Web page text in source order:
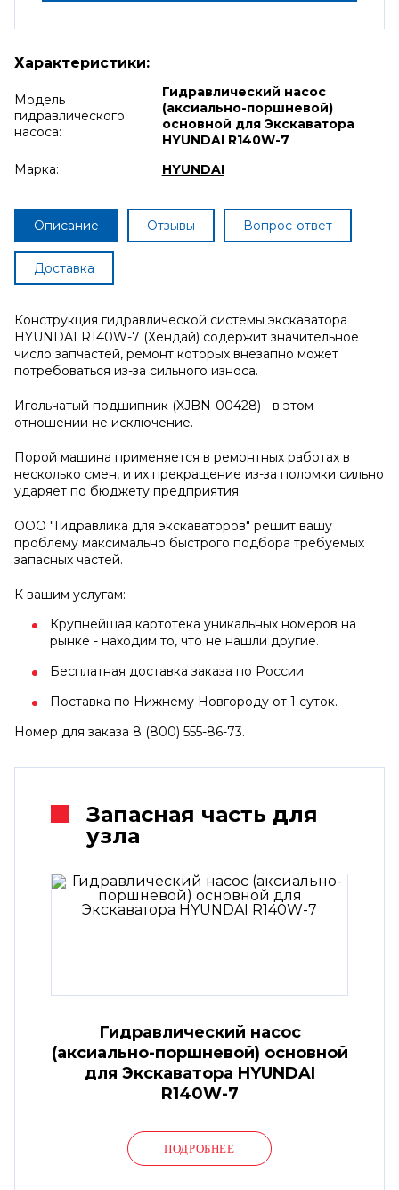
Характеристики:
Модель
гидравлического
насоса:
Гидравлический насос
(аксиально-поршневой)
основной для Экскаватора
HYUNDAI R140W-7
Марка:
HYUNDAI
Описание Отзывы Вопрос-ответ
Доставка
Конструкция гидравлической системы экскаватора
HYUNDAI R140W-7 (Хендай) содержит значительное
число запчастей, ремонт которых внезапно может
потребоваться из-за сильного износа.
Игольчатый подшипник (XJBN-00428) - в этом
отношении не исключение.
Порой машина применяется в ремонтных работах в
несколько смен, и их прекращение из-за поломки сильно
ударяет по бюджету предприятия.
ООО "Гидравлика для экскаваторов" решит вашу
проблему максимально быстрого подбора требуемых
запасных частей.
К вашим услугам:
Крупнейшая картотека уникальных номеров на
рынке - находим то, что не нашли другие.
Бесплатная доставка заказа по России.
Поставка по Нижнему Новгороду от 1 суток.
Номер для заказа 8 (800) 555-86-73.
Запасная часть для
узла
Гидравлический насос
(аксиально-поршневой) основной
для Экскаватора HYUNDAI
R140W-7
ПОДРОБНЕЕ